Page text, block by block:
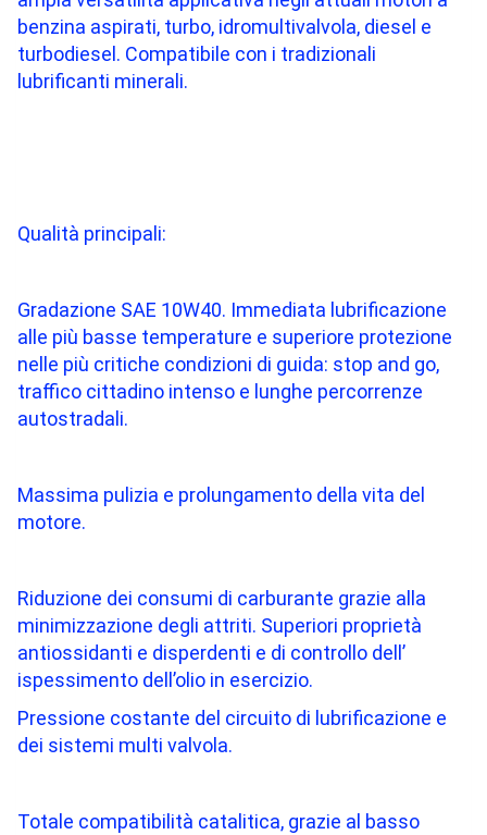
benzina aspirati, turbo, idromultivalvola, diesel e
turbodiesel. Compatibile con i tradizionali
lubrificanti minerali.
Qualità principali:
Gradazione SAE 10W40. Immediata lubrificazione
alle più basse temperature e superiore protezione
nelle più critiche condizioni di guida: stop and go,
traffico cittadino intenso e lunghe percorrenze
autostradali.
Massima pulizia e prolungamento della vita del
motore.
Riduzione dei consumi di carburante grazie alla
minimizzazione degli attriti. Superiori proprietà
antiossidanti e disperdenti e di controllo dell’
ispessimento dell’olio in esercizio.
Pressione costante del circuito di lubrificazione e
dei sistemi multi valvola.
Totale compatibilità catalitica, grazie al basso